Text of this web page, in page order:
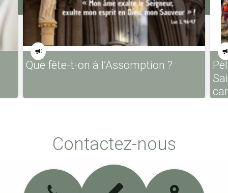
Que fête-t-on à l’Assomption ?
Contactez-nous